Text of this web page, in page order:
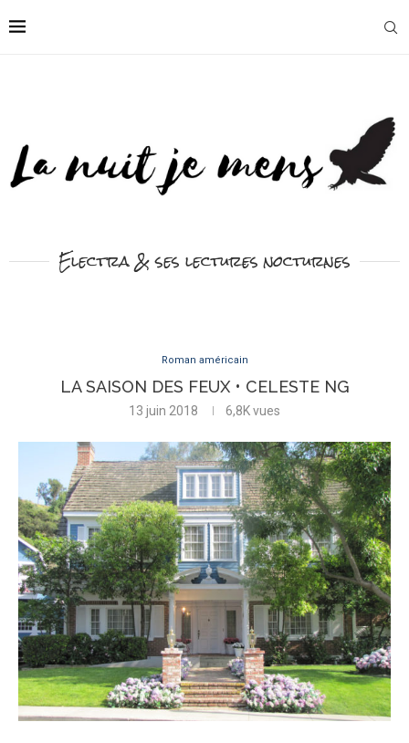
Electra & ses lectures nocturnes
Roman américain
LA SAISON DES FEUX • CELESTE NG
13 juin 2018 6,8Kvues